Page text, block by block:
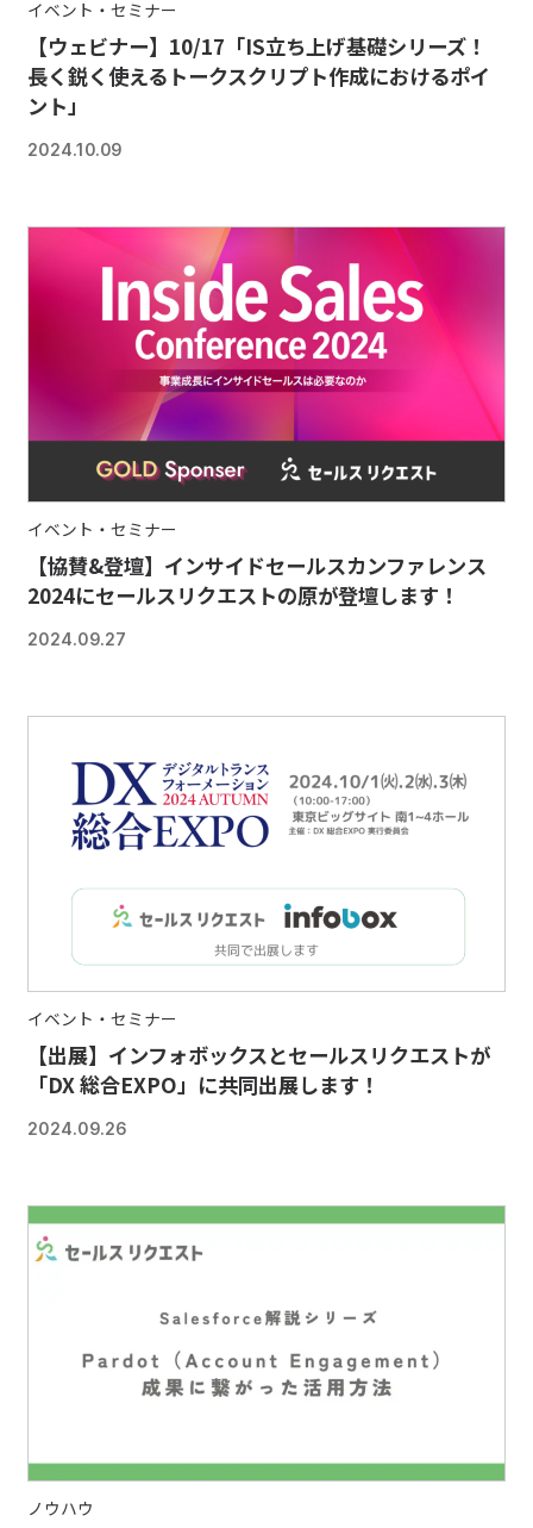
イベント・セミナー
【ウェビナー】10/17「IS立ち上げ基礎シリーズ！
長く鋭く使えるトークスクリプト作成におけるポイ
ント」
2024.10.09
イベント・セミナー
【協賛&登壇】インサイドセールスカンファレンス
2024にセールスリクエストの原が登壇します！
2024.09.27
イベント・セミナー
【出展】インフォボックスとセールスリクエストが
「DX 総合EXPO」に共同出展します！
2024.09.26
ノウハウ